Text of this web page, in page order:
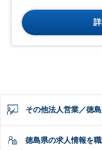
その他法人営業／徳
徳島県の求人情報を